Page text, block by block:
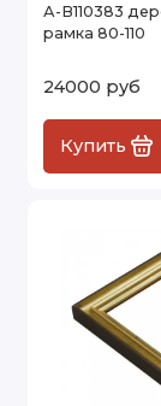
А-В110383
рамка 80-110
24000 руб
Купить